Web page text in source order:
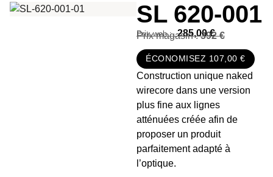
SL 620-001
285,00€
Prix magasin :392 €
ÉCONOMISEZ 107,00 €
Construction unique naked
wirecore dans une version
plus fine aux lignes
atténuées créée afin de
proposer un produit
parfaitement adapté à
l’optique.